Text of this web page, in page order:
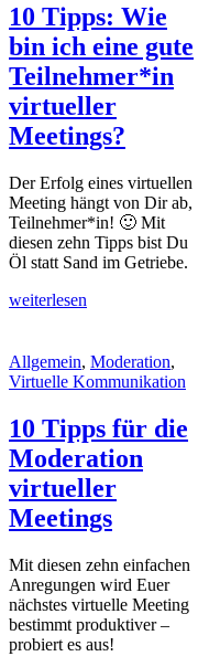
10 Tipps: Wie
bin ich eine gute
Teilnehmer*in
virtueller
Meetings?
Der Erfolg eines virtuellen
Meeting hängt von Dir ab,
Teilnehmer*in! 🙂 Mit
diesen zehn Tipps bist Du
Öl statt Sand im Getriebe.
weiterlesen
Allgemein, Moderation,
Virtuelle Kommunikation
10 Tipps für die
Moderation
virtueller
Meetings
Mit diesen zehn einfachen
Anregungen wird Euer
nächstes virtuelle Meeting
bestimmt produktiver –
probiert es aus!